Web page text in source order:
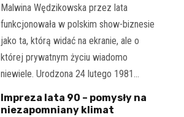
Malwina Wędzikowska przez lata
funkcjonowała w polskim show-biznesie
jako ta, którą widać na ekranie, ale o
której prywatnym życiu wiadomo
niewiele. Urodzona 24 lutego 1981…
Impreza lata 90 – pomysły na
niezapomniany klimat